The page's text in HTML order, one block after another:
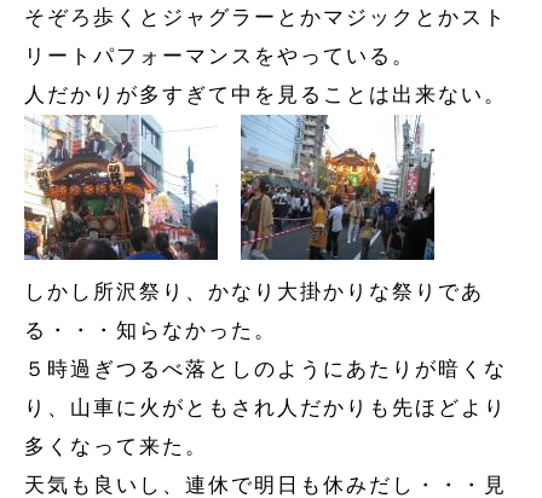
そぞろ歩くとジャグラーとかマジックとかスト
リートパフォーマンスをやっている。
人だかりが多すぎて中を見ることは出来ない。
しかし所沢祭り、かなり大掛かりな祭りであ
る・・・知らなかった。
５時過ぎつるべ落としのようにあたりが暗くな
り、山車に火がともされ人だかりも先ほどより
多くなって来た。
天気も良いし、連休で明日も休みだし・・・見